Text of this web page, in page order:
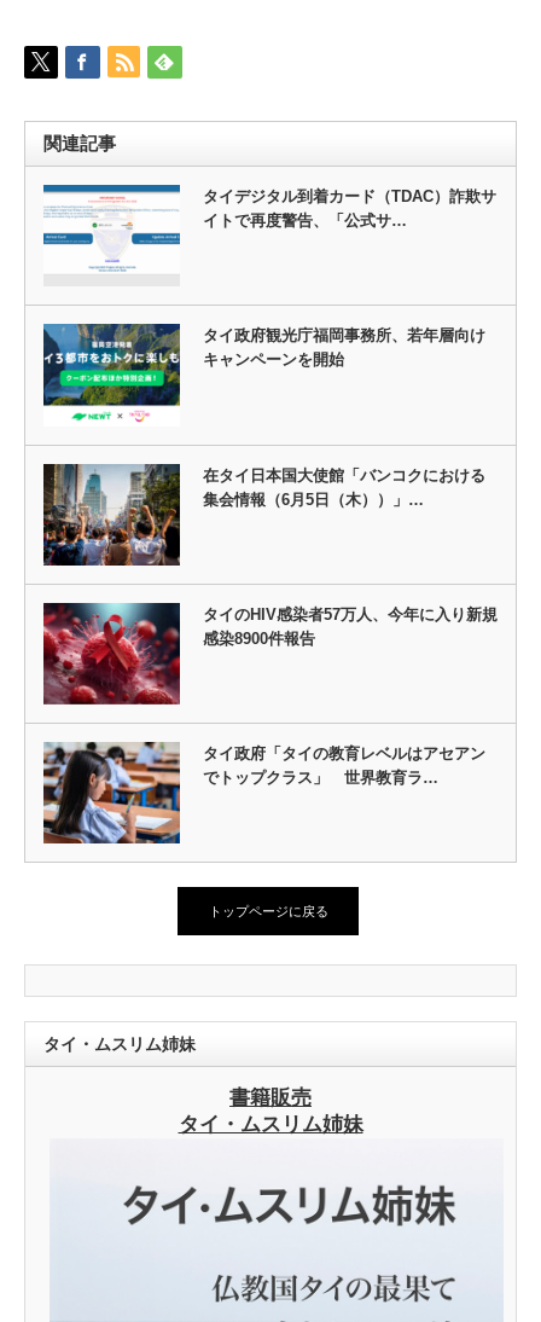
関連記事
タイデジタル到着カード（TDAC）詐欺サ
イトで再度警告、「公式サ…
タイ政府観光庁福岡事務所、若年層向け
キャンペーンを開始
在タイ日本国大使館「バンコクにおける
集会情報（6月5日（木））」…
タイのHIV感染者57万人、今年に入り新規
感染8900件報告
タイ政府「タイの教育レベルはアセアン
でトップクラス」 世界教育ラ…
トップページに戻る
タイ・ムスリム姉妹
書籍販売
タイ・ムスリム姉妹